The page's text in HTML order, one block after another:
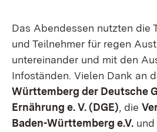
Das Abendessen nutzten die
und Teilnehmer für regen
untereinander und mit den
Infoständen. Vielen Dank an
Württemberg der Deutsche
Ernährung e. V. (DGE), die
Baden-Württemberg e.V. und